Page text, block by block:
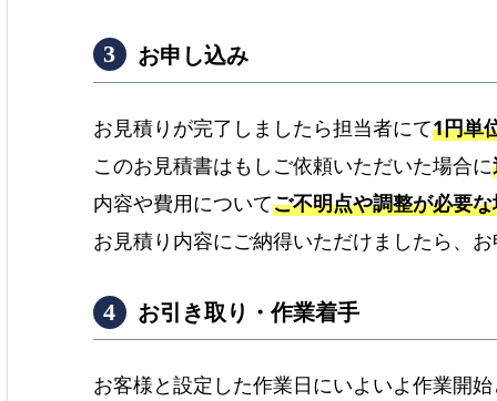
お申し込み
お見積りが完了しましたら担当者にて1円単
このお見積書はもしご依頼いただいた場合に
内容や費用についてご不明点や調整が必要
お見積り内容にご納得いただけましたら、
お引き取り・作業着手
お客様と設定した作業日にいよいよ作業開